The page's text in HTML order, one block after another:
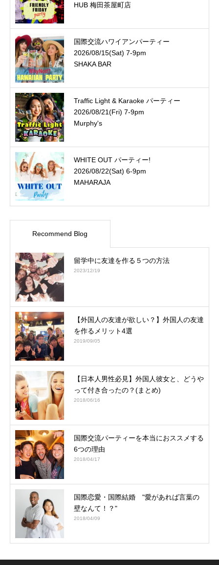
HUB 梅田茶屋町店
国際交流ハワイアンパーティー
2026/08/15(Sat) 7-9pm
SHAKA BAR
Traffic Light & Karaoke パーティー
2026/08/21(Fri) 7-9pm
Murphy's
WHITE OUT パーティー!
2026/08/22(Sat) 6-9pm
MAHARAJA
Recommend Blog
留学中に友達を作る５つの方法
2023/12/19
【外国人の友達が欲しい？】外国人の友達
を作るメリット4選
2019/09/05
【日本人男性必見】外国人彼女と、どうや
って付き合ったの？(まとめ)
2018/06/16
国際交流パーティーを本当におススメする
6つの理由
2018/04/17
国際恋愛・国際結婚 "愛があれば言葉の
壁なんて！？"
2018/04/09